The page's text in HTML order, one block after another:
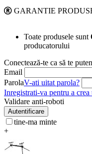
GARANTIE
Toate produsele sunt
producatorului
Conectează-te ca să te
Email
ParolaV-ati uitat parola?
Inregistrati-va pentru a crea
Validare anti-roboti
Autentificare
tine-ma minte
+